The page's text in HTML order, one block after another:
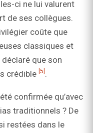
ci ne lui valurent
de ses collègues.
coûte que
classiques et
déclaré que son
crédible [5] .
confirmée qu’avec
traditionnels ? De
restées dans le